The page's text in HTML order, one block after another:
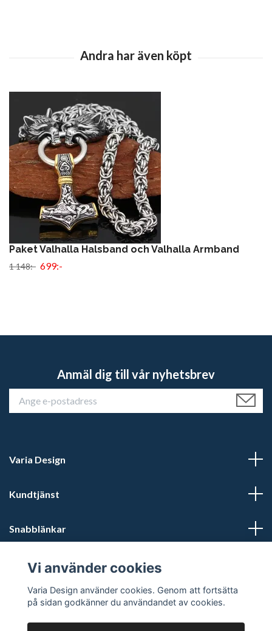
Paket Valhalla Halsband och Valhalla Armband
1 148:- 699:-
Anmäl dig till vår nyhetsbrev
Varia Design
Kundtjänst
Snabblänkar
Sociala medier
Vi använder cookies
Varia Design använder cookies. Genom att fortsätta
på sidan godkänner du användandet av cookies.